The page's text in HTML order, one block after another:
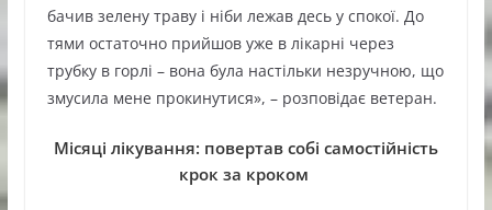
бачив зелену траву і ніби лежав десь у спокої. До
тями остаточно прийшов уже в лікарні через
трубку в горлі – вона була настільки незручною, що
змусила мене прокинутися», – розповідає ветеран.
Місяці лікування: повертав собі самостійність
крок за кроком